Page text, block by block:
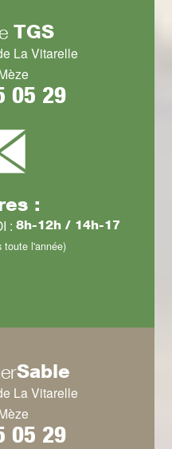
TGS
La Vitarelle
05 29
:
:8h-12h / 14h-17
toute l'année)
Sable
La Vitarelle
05 29